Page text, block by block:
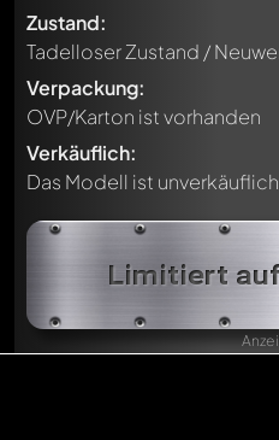
Zustand:
Tadelloser Zustand /
Verpackung:
OVP/Karton ist vorhanden
Verkäuflich:
Das Modell ist unverkäuflich
Limitiert